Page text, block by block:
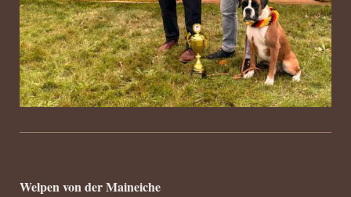
Welpen von der Maineiche